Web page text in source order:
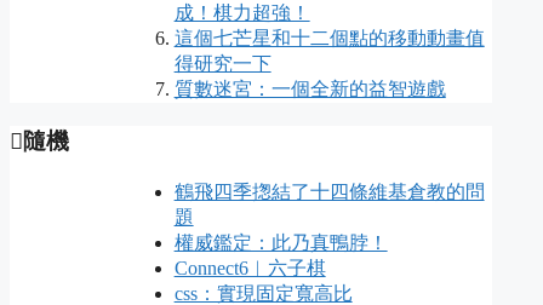
成！棋力超強！
這個七芒星和十二個點的移動動畫值
得研究一下
質數迷宮：一個全新的益智遊戲
隨機
鶴飛四季揔結了十四條維基倉教的問
題
權威鑑定：此乃真鴨脖！
Connect6︱六子棋
css：實現固定寬高比